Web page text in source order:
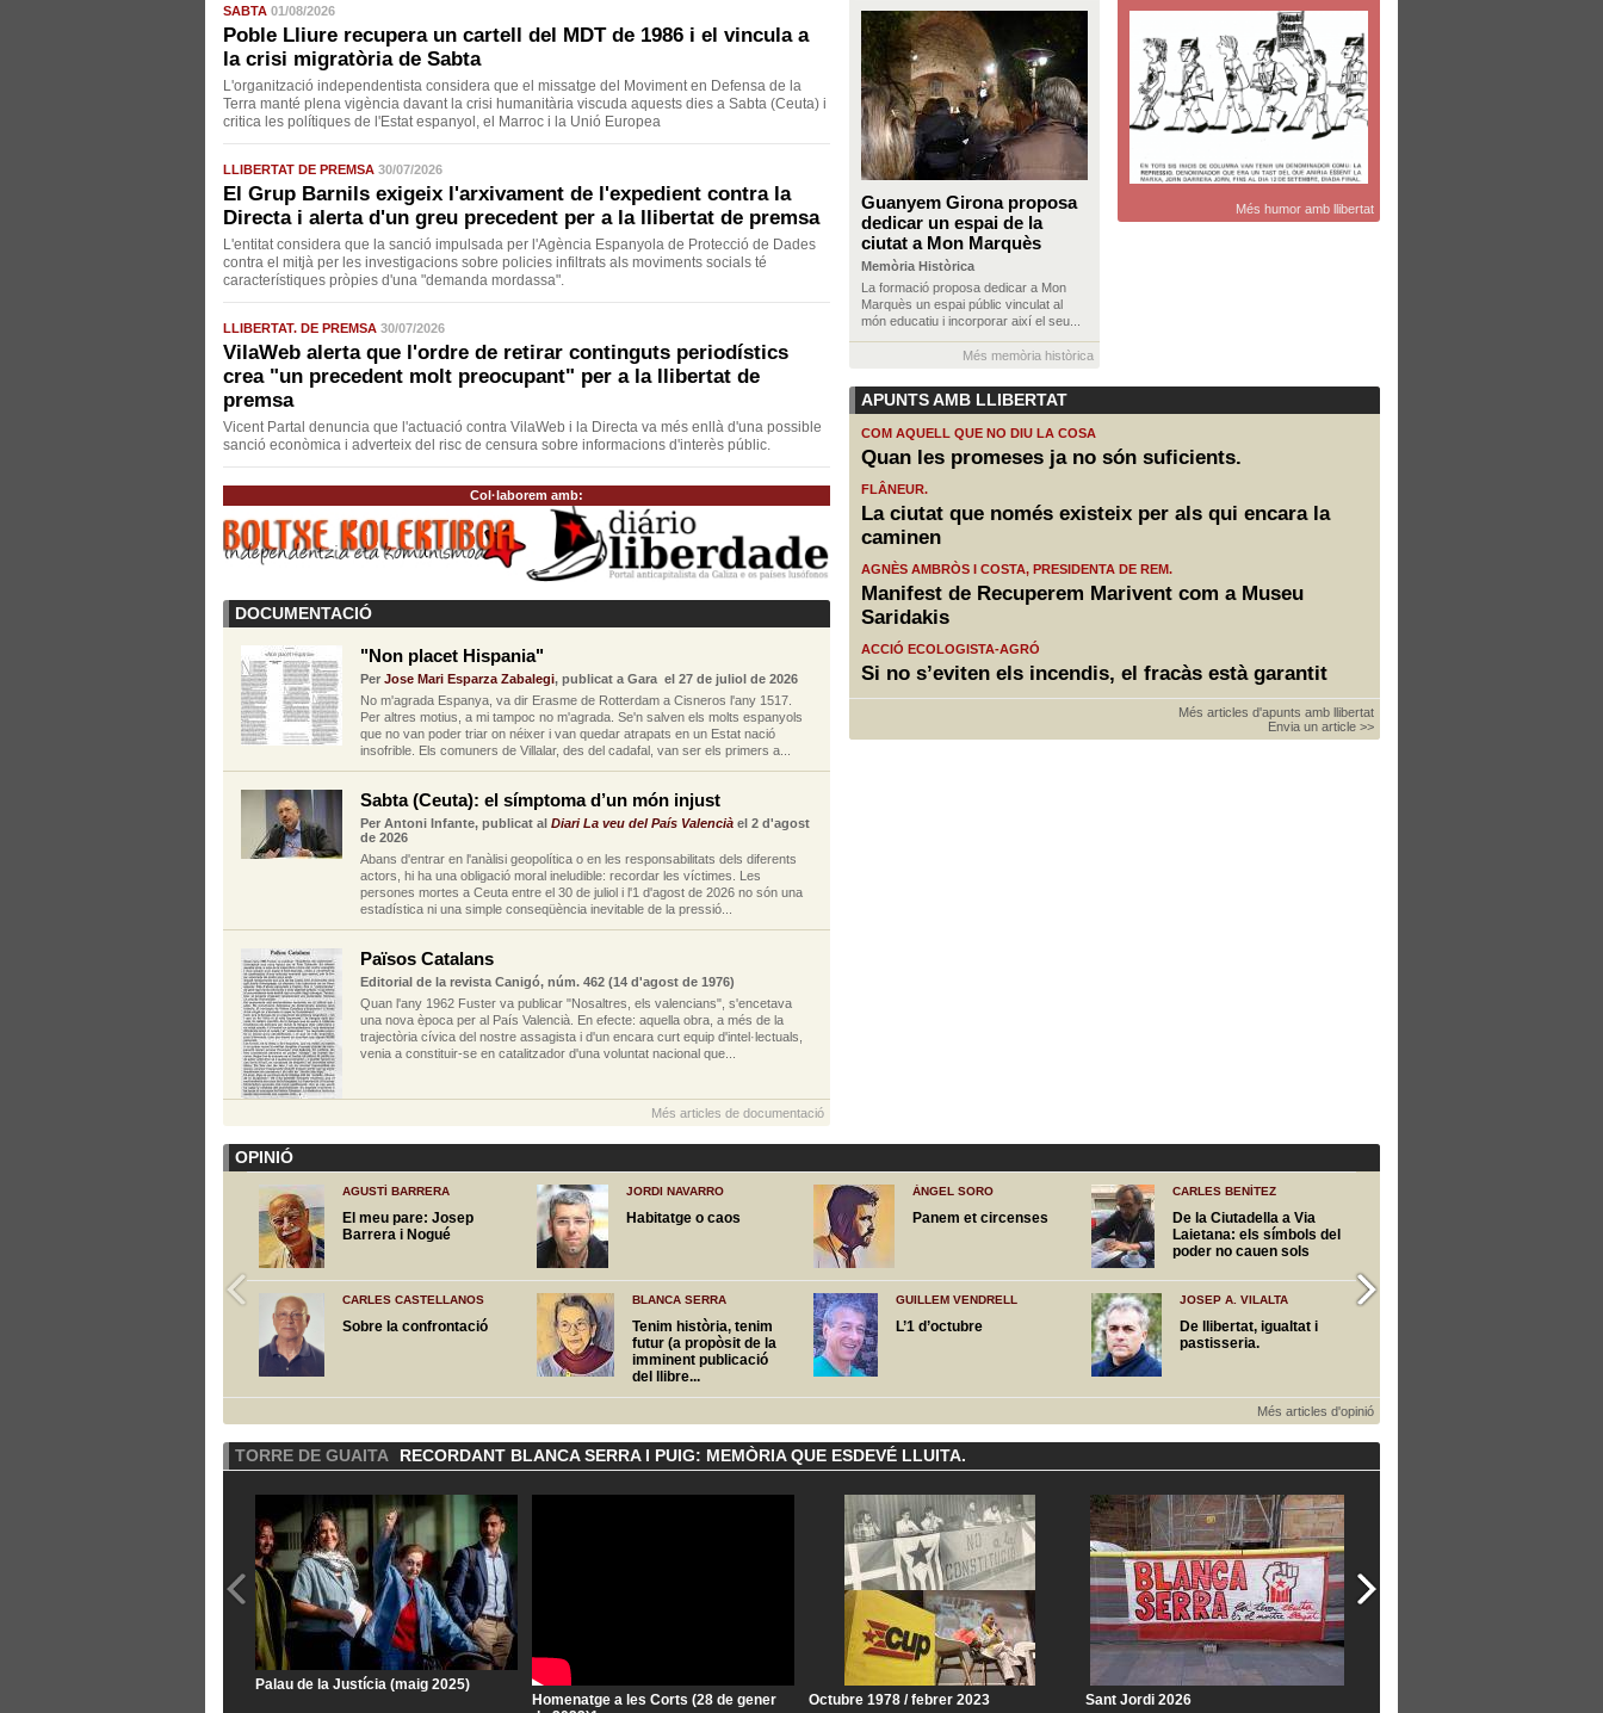
SABTA 01/08/2026
Poble Lliure recupera un cartell del MDT de 1986 i el vincula a
la crisi migratòria de Sabta
L'organització independentista considera que el missatge del Moviment en Defensa de la
Terra manté plena vigència davant la crisi humanitària viscuda aquests dies a Sabta (Ceuta) i
critica les polítiques de l'Estat espanyol, el Marroc i la Unió Europea
LLIBERTAT DE PREMSA 30/07/2026
El Grup Barnils exigeix l'arxivament de l'expedient contra la
Directa i alerta d'un greu precedent per a la llibertat de premsa
L'entitat considera que la sanció impulsada per l'Agència Espanyola de Protecció de Dades
contra el mitjà per les investigacions sobre policies infiltrats als moviments socials té
característiques pròpies d'una "demanda mordassa".
LLIBERTAT. DE PREMSA 30/07/2026
VilaWeb alerta que l'ordre de retirar continguts periodístics
crea "un precedent molt preocupant" per a la llibertat de
premsa
Vicent Partal denuncia que l'actuació contra VilaWeb i la Directa va més enllà d'una possible
sanció econòmica i adverteix del risc de censura sobre informacions d'interès públic.
Col·laborem amb:
DOCUMENTACIÓ
"Non placet Hispania"
Per Jose Mari Esparza Zabalegi, publicat a Gara el 27 de juliol de 2026
No m'agrada Espanya, va dir Erasme de Rotterdam a Cisneros l'any 1517.
Per altres motius, a mi tampoc no m'agrada. Se'n salven els molts espanyols
que no van poder triar on néixer i van quedar atrapats en un Estat nació
insofrible. Els comuners de Villalar, des del cadafal, van ser els primers a...
Sabta (Ceuta): el símptoma d’un món injust
Per Antoni Infante, publicat al Diari La veu del País Valencià el 2 d'agost
de 2026
Abans d'entrar en l'anàlisi geopolítica o en les responsabilitats dels diferents
actors, hi ha una obligació moral ineludible: recordar les víctimes. Les
persones mortes a Ceuta entre el 30 de juliol i l'1 d'agost de 2026 no són una
estadística ni una simple conseqüència inevitable de la pressió...
Països Catalans
Editorial de la revista Canigó, núm. 462 (14 d'agost de 1976)
Quan l'any 1962 Fuster va publicar "Nosaltres, els valencians", s'encetava
una nova època per al País Valencià. En efecte: aquella obra, a més de la
trajectòria cívica del nostre assagista i d'un encara curt equip d'intel·lectuals,
venia a constituir-se en catalitzador d'una voluntat nacional que...
Més articles de documentació
Guanyem Girona proposa
dedicar un espai de la
ciutat a Mon Marquès
Memòria Històrica
La formació proposa dedicar a Mon
Marquès un espai públic vinculat al
món educatiu i incorporar així el seu...
Més memòria històrica
Més humor amb llibertat
APUNTS AMB LLIBERTAT
COM AQUELL QUE NO DIU LA COSA
Quan les promeses ja no són suficients.
FLÂNEUR.
La ciutat que només existeix per als qui encara la
caminen
AGNÈS AMBRÒS I COSTA, PRESIDENTA DE REM.
Manifest de Recuperem Marivent com a Museu
Saridakis
ACCIÓ ECOLOGISTA-AGRÓ
Si no s’eviten els incendis, el fracàs està garantit
Més articles d'apunts amb llibertat
Envia un article >>
OPINIÓ
AGUSTÍ BARRERA
El meu pare: Josep
Barrera i Nogué
JORDI NAVARRO
Habitatge o caos
ÀNGEL SORO
Panem et circenses
CARLES BENÍTEZ
De la Ciutadella a Via
Laietana: els símbols del
poder no cauen sols
CARLES CASTELLANOS
Sobre la confrontació
BLANCA SERRA
Tenim història, tenim
futur (a propòsit de la
imminent publicació
del llibre...
GUILLEM VENDRELL
L’1 d’octubre
JOSEP A. VILALTA
De llibertat, igualtat i
pastisseria.
Més articles d'opinió
TORRE DE GUAITA RECORDANT BLANCA SERRA I PUIG: MEMÒRIA QUE ESDEVÉ LLUITA.
Palau de la Justícia (maig 2025)
Homenatge a les Corts (28 de gener
Octubre 1978 / febrer 2023 Sant Jordi 2026